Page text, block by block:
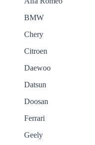
BMW
Chery
Citroen
Daewoo
Datsun
Doosan
Ferrari
Geely